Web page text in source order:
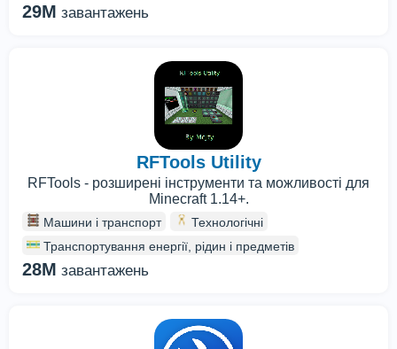
29M завантажень
RFTools Utility
RFTools - розширені інструменти та можливості для
Minecraft 1.14+.
Машини і транспорт
Технологічні
Транспортування енергії, рідин і предметів
28M завантажень